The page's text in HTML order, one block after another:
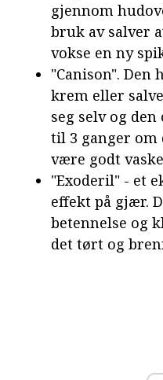
gjennom
bruk av salver
vokse en ny
"Canison". Den
krem eller
seg selv og
til 3 ganger om
være godt
"Exoderil" - et
effekt på gjær.
betennelse og
det tørt og